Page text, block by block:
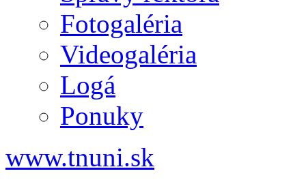
Fotogaléria
Videogaléria
Logá
Ponuky
www.tnuni.sk